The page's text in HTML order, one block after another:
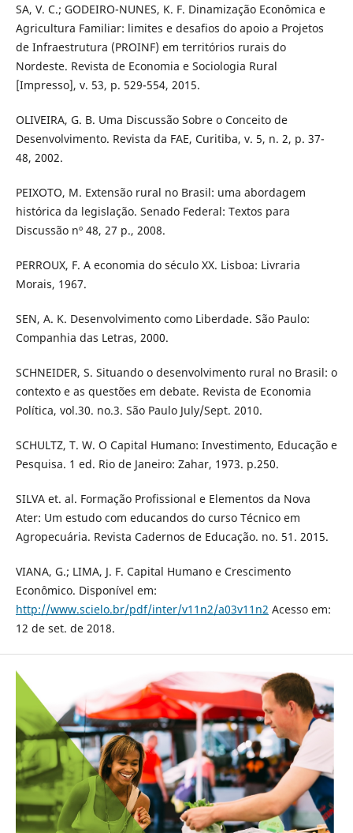
SA, V. C.; GODEIRO-NUNES, K. F. Dinamização Econômica e
Agricultura Familiar: limites e desafios do apoio a Projetos
de Infraestrutura (PROINF) em territórios rurais do
Nordeste. Revista de Economia e Sociologia Rural
[Impresso], v. 53, p. 529-554, 2015.
OLIVEIRA, G. B. Uma Discussão Sobre o Conceito de
Desenvolvimento. Revista da FAE, Curitiba, v. 5, n. 2, p. 37-
48, 2002.
PEIXOTO, M. Extensão rural no Brasil: uma abordagem
histórica da legislação. Senado Federal: Textos para
Discussão nº 48, 27 p., 2008.
PERROUX, F. A economia do século XX. Lisboa: Livraria
Morais, 1967.
SEN, A. K. Desenvolvimento como Liberdade. São Paulo:
Companhia das Letras, 2000.
SCHNEIDER, S. Situando o desenvolvimento rural no Brasil: o
contexto e as questões em debate. Revista de Economia
Política, vol.30. no.3. São Paulo July/Sept. 2010.
SCHULTZ, T. W. O Capital Humano: Investimento, Educação e
Pesquisa. 1 ed. Rio de Janeiro: Zahar, 1973. p.250.
SILVA et. al. Formação Profissional e Elementos da Nova
Ater: Um estudo com educandos do curso Técnico em
Agropecuária. Revista Cadernos de Educação. no. 51. 2015.
VIANA, G.; LIMA, J. F. Capital Humano e Crescimento
Econômico. Disponível em:
http://www.scielo.br/pdf/inter/v11n2/a03v11n2 Acesso em:
12 de set. de 2018.